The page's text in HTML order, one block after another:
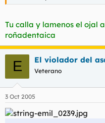
Tu calla y lamenos el ojal
roñadentaica
E El violador del
Veterano
3 Oct 2005